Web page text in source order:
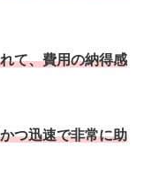
て、費用の納得感
つ迅速で非常に助